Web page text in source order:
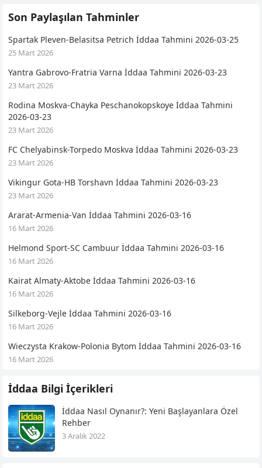
Son Paylaşılan Tahminler
Spartak Pleven-Belasitsa Petrich İddaa Tahmini 2026-03-25
25 Mart 2026
Yantra Gabrovo-Fratria Varna İddaa Tahmini 2026-03-23
23 Mart 2026
Rodina Moskva-Chayka Peschanokopskoye İddaa Tahmini
2026-03-23
23 Mart 2026
FC Chelyabinsk-Torpedo Moskva İddaa Tahmini 2026-03-23
23 Mart 2026
Vikingur Gota-HB Torshavn İddaa Tahmini 2026-03-23
23 Mart 2026
Ararat-Armenia-Van İddaa Tahmini 2026-03-16
16 Mart 2026
Helmond Sport-SC Cambuur İddaa Tahmini 2026-03-16
16 Mart 2026
Kairat Almaty-Aktobe İddaa Tahmini 2026-03-16
16 Mart 2026
Silkeborg-Vejle İddaa Tahmini 2026-03-16
16 Mart 2026
Wieczysta Krakow-Polonia Bytom İddaa Tahmini 2026-03-16
16 Mart 2026
İddaa Bilgi İçerikleri
İddaa Nasıl Oynanır?: Yeni Başlayanlara Özel
Rehber
3 Aralık 2022